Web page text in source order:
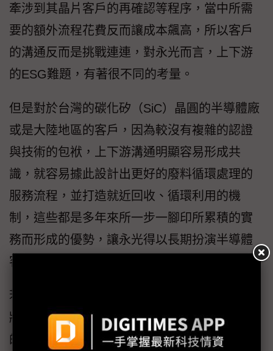
牽涉到其晶片客戶的再確認等程序，當中所需
要的額外流程花費反而讓成本飆高，所以客戶
的溝通反而是挑戰連連，對永光而言，上下游
的ESG難題，有著很不同的考量。
但是對於台灣的碳化矽（SiC）晶圓的半導體廠
或是大陸地區的客戶，因為較沒有複雜的認證
與技術的包袱，上下游溝通明顯容易形成共
識，就容易據此設計出更好的廢料循環處理的
服務流程，並打造就近回收、循環利用的機
制，這些都是多年來所一步一腳印所累積的實
務而形成的優勢，讓永光得以長期扮演半導體
客戶所不可或缺的關鍵要角。
若想要進一步了解永光化學在FOPLP的發展，
將於2024年8月28日~9月30日，舉辦雲端展館
的活動，將邀請工研院與產業專家、業界先進